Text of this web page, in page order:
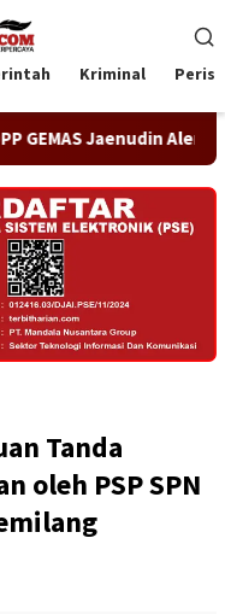
Kriminal
Alen OA
Tanda
oleh PSP SPN